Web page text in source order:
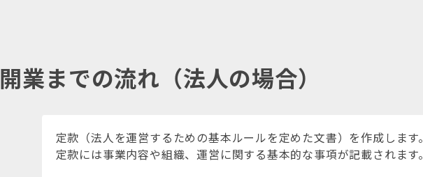
開業までの流れ（法人の場合）
定款（法人を運営するための基本ルールを定めた文書）を作成します。
定款には事業内容や組織、運営に関する基本的な事項が記載されます。